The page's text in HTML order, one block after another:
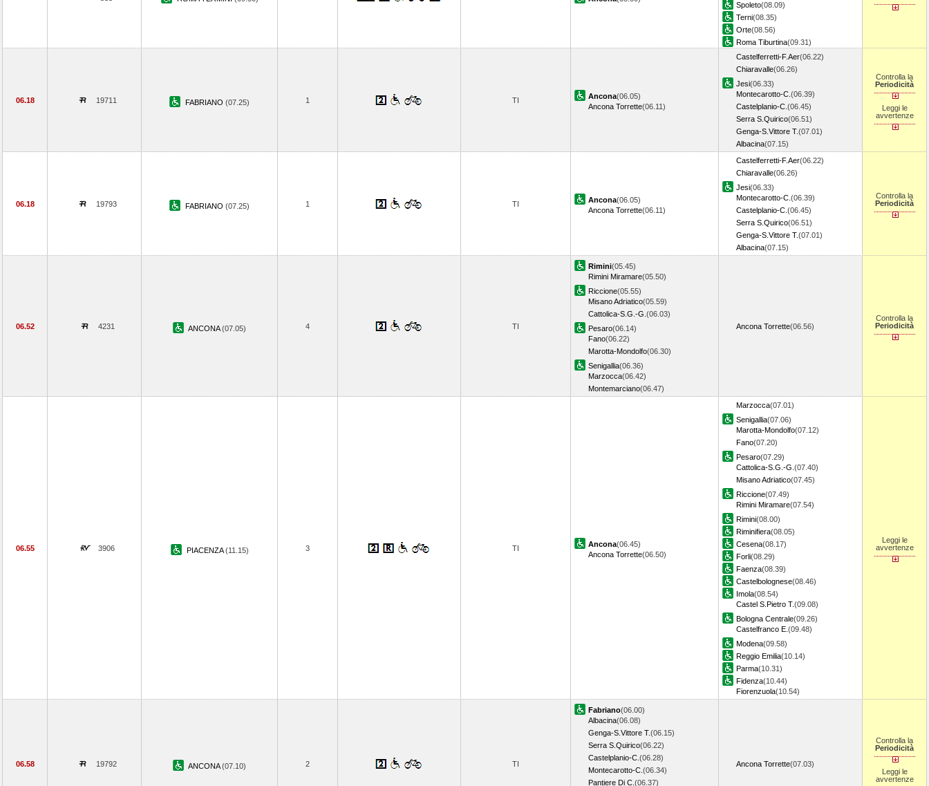
Spoleto(08.09)
Terni(08.35)
Orte(08.56)
Roma Tiburtina(09.31)
06.18 19711 FABRIANO (07.25) 1 TI Ancona(06.05)
Ancona Torrette(06.11)
Castelferretti-F.Aer(06.22)
Chiaravalle(06.26)
Jesi(06.33)
Montecarotto-C. (06.39)
Castelplanio-C. (06.45)
Serra S.Quirico(06.51)
Genga-S.Vittore T.(07.01)
Albacina(07.15)
Controlla la
Periodicità
Leggi le
avvertenze
06.18 19793 FABRIANO (07.25) 1 TI Ancona(06.05)
Ancona Torrette(06.11)
Castelferretti-F.Aer(06.22)
Chiaravalle(06.26)
Jesi(06.33)
Montecarotto-C. (06.39)
Castelplanio-C. (06.45)
Serra S.Quirico(06.51)
Genga-S.Vittore T.(07.01)
Albacina(07.15)
Controlla la
Periodicità
06.52 4231 ANCONA(07.05) 4 TI
Rimini(05.45)
Rimini Miramare(05.50)
Riccione(05.55)
Misano Adriatico(05.59)
Cattolica-S.G.-G. (06.03)
Pesaro(06.14)
Fano(06.22)
Marotta-Mondolfo(06.30)
Senigallia(06.36)
Marzocca(06.42)
Montemarciano(06.47)
Ancona Torrette(06.56)
Controlla la
Periodicità
06.55 3906 PIACENZA(11.15) 3 TI Ancona(06.45)
Ancona Torrette(06.50)
Marzocca(07.01)
Senigallia(07.06)
Marotta-Mondolfo(07.12)
Fano(07.20)
Pesaro(07.29)
Cattolica-S.G.-G. (07.40)
Misano Adriatico(07.45)
Riccione(07.49)
Rimini Miramare(07.54)
Rimini(08.00)
Riminifiera(08.05)
Cesena(08.17)
Forli(08.29)
Faenza(08.39)
Castelbolognese(08.46)
Imola(08.54)
Castel S.Pietro T.(09.08)
Bologna Centrale(09.26)
Castelfranco E. (09.48)
Modena(09.58)
Reggio Emilia(10.14)
Parma(10.31)
Fidenza(10.44)
Fiorenzuola(10.54)
Leggi le
avvertenze
06.58 19792 ANCONA(07.10) 2 TI
Fabriano(06.00)
Albacina(06.08)
Genga-S.Vittore T.(06.15)
Serra S.Quirico(06.22)
Castelplanio-C. (06.28)
Montecarotto-C. (06.34)
Pantiere Di C. (06.37)
Ancona Torrette(07.03)
Controlla la
Periodicità
Leggi le
avvertenze